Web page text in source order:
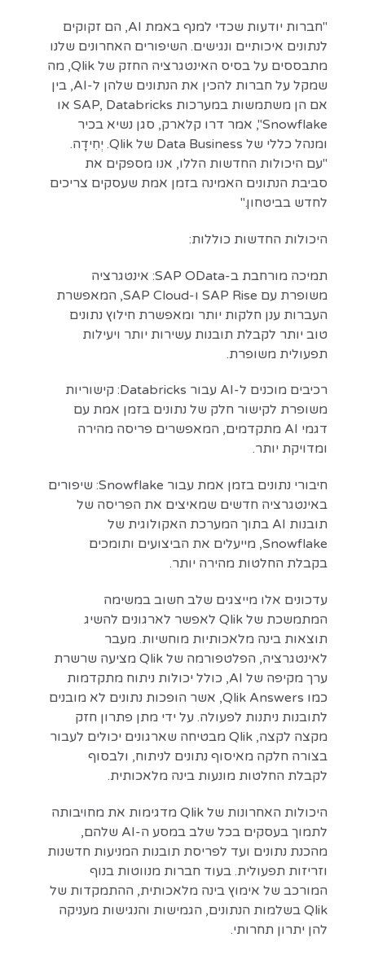
"חברות יודעות שכדי למנף באמת AI, הם זקוקים
לנתונים איכותיים ונגישים. השיפורים האחרונים שלנו
מתבססים על בסיס האינטגרציה החזק של Qlik, מה
שמקל על חברות להכין את הנתונים שלהן ל-AI, בין
אם הן משתמשות במערכות SAP, Databricks או
Snowflake", אמר דרו קלארק, סגן נשיא בכיר
ומנהל כללי של Data Business של Qlik. יְחִידָה.
"עם היכולות החדשות הללו, אנו מספקים את
סביבת הנתונים האמינה בזמן אמת שעסקים צריכים
לחדש בביטחון."
היכולות החדשות כוללות:
תמיכה מורחבת ב-SAP OData: אינטגרציה
משופרת עם SAP Rise ו-SAP Cloud, המאפשרת
העברות ענן חלקות יותר ומאפשרת חילוץ נתונים
טוב יותר לקבלת תובנות עשירות יותר ויעילות
תפעולית משופרת.
רכיבים מוכנים ל-AI עבור Databricks: קישוריות
משופרת לקישור חלק של נתונים בזמן אמת עם
דגמי AI מתקדמים, המאפשרים פריסה מהירה
ומדויקת יותר.
חיבורי נתונים בזמן אמת עבור Snowflake: שיפורים
באינטגרציה חדשים שמאיצים את הפריסה של
תובנות AI בתוך המערכת האקולוגית של
Snowflake, מייעלים את הביצועים ותומכים
בקבלת החלטות מהירה יותר.
עדכונים אלו מייצגים שלב חשוב במשימה
המתמשכת של Qlik לאפשר לארגונים להשיג
תוצאות בינה מלאכותיות מוחשיות. מעבר
לאינטגרציה, הפלטפורמה של Qlik מציעה שרשרת
ערך מקיפה של AI, כולל יכולות ניתוח מתקדמות
כמו Qlik Answers, אשר הופכות נתונים לא מובנים
לתובנות ניתנות לפעולה. על ידי מתן פתרון חזק
מקצה לקצה, Qlik מבטיחה שארגונים יכולים לעבור
בצורה חלקה מאיסוף נתונים לניתוח, ולבסוף
לקבלת החלטות מונעות בינה מלאכותית.
היכולות האחרונות של Qlik מדגימות את מחויבותה
לתמוך בעסקים בכל שלב במסע ה-AI שלהם,
מהכנת נתונים ועד לפריסת תובנות המניעות חדשנות
וזריזות תפעולית. בעוד חברות מנווטות בנוף
המורכב של אימוץ בינה מלאכותית, ההתמקדות של
Qlik בשלמות הנתונים, הגמישות והנגישות מעניקה
להן יתרון תחרותי.